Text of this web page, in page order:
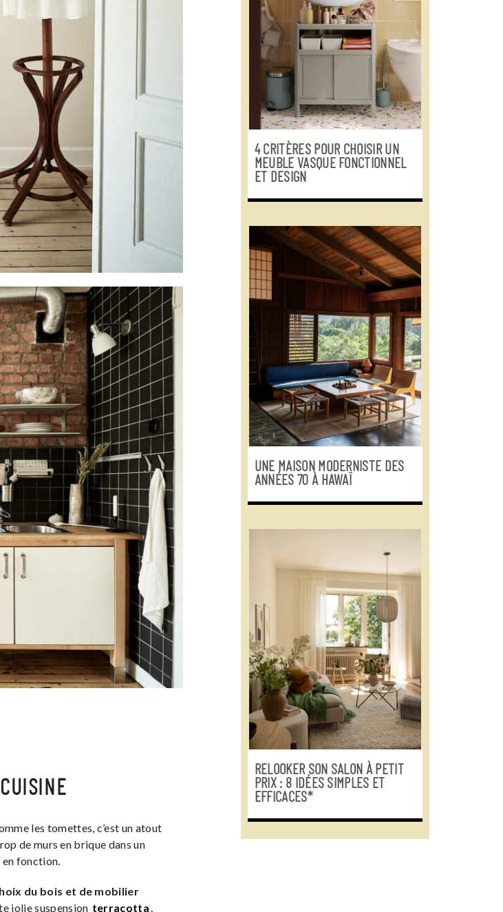
les tomettes, c’est un atout
de murs en brique dans un
fonction.
du bois et de mobilier
jolie suspension terracotta.
4 CRITÈRES POUR CHOISIR UN
MEUBLE VASQUE FONCTIONNEL
ET DESIGN
UNE MAISON MODERNISTE DES
ANNÉES 70 À HAWAÏ
RELOOKER SON SALON À PETIT
PRIX : 8 IDÉES SIMPLES ET
EFFICACES*